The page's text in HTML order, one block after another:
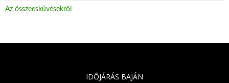
Az összeesküvésekről
IDŐJÁRÁS BAJÁN